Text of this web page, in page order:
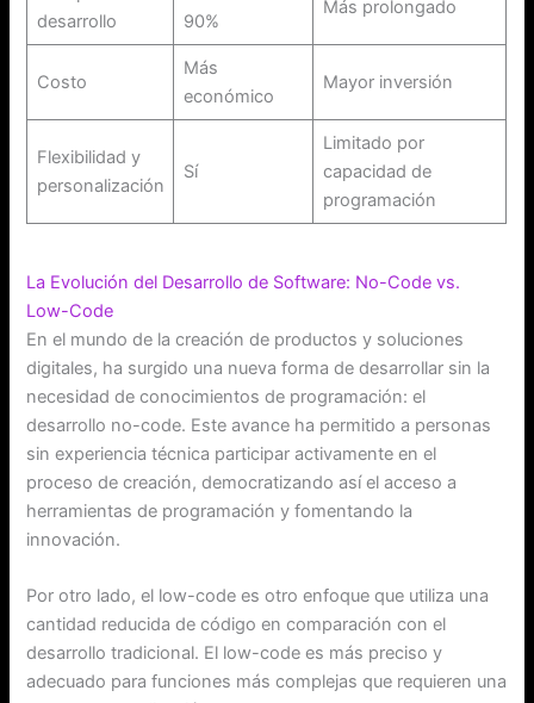
desarrollo
90%
Más prolongado
Costo
Más
económico
Mayor inversión
Flexibilidad y
personalización
Sí
Limitado por
capacidad de
programación
La Evolución del Desarrollo de Software: No-Code vs.
Low-Code
En el mundo de la creación de productos y soluciones
digitales, ha surgido una nueva forma de desarrollar sin la
necesidad de conocimientos de programación: el
desarrollo no-code. Este avance ha permitido a personas
sin experiencia técnica participar activamente en el
proceso de creación, democratizando así el acceso a
herramientas de programación y fomentando la
innovación.
Por otro lado, el low-code es otro enfoque que utiliza una
cantidad reducida de código en comparación con el
desarrollo tradicional. El low-code es más preciso y
adecuado para funciones más complejas que requieren una